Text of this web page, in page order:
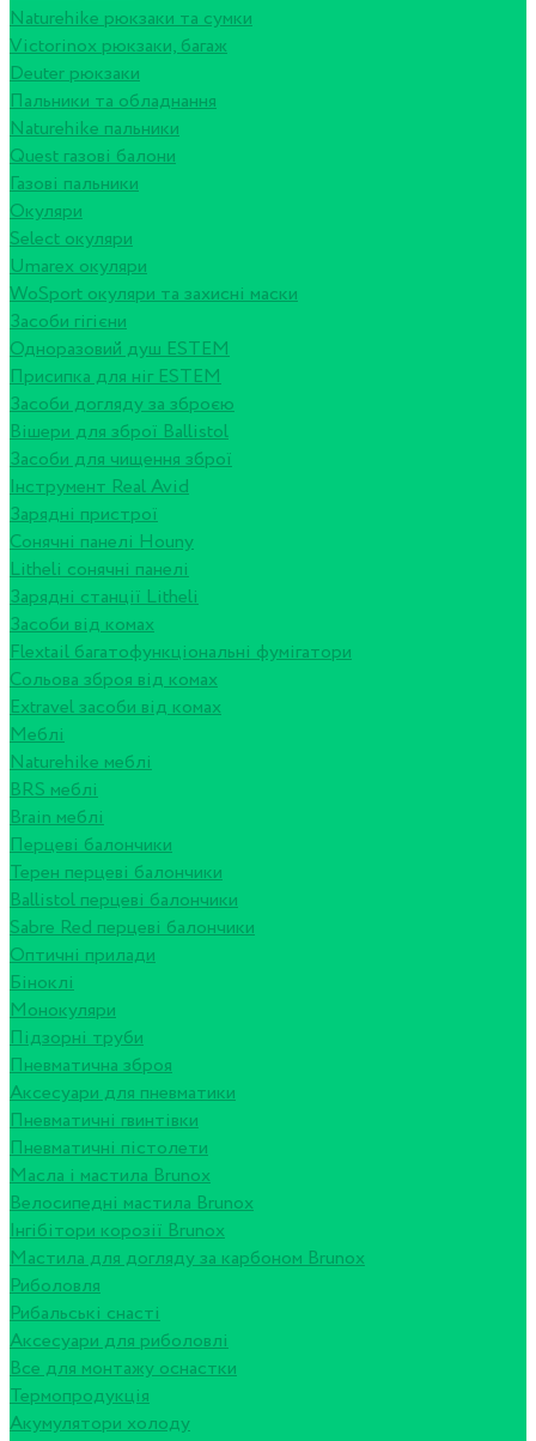
Naturehike рюкзаки та сумки
Victorinox рюкзаки, багаж
Deuter рюкзаки
Пальники та обладнання
Naturehike пальники
Quest газові балони
Газові пальники
Окуляри
Select окуляри
Umarex окуляри
WoSport окуляри та захисні маски
Засоби гігієни
Одноразовий душ ESTEM
Присипка для ніг ESTEM
Засоби догляду за зброєю
Вішери для зброї Ballistol
Засоби для чищення зброї
Інструмент Real Avid
Зарядні пристрої
Сонячні панелі Houny
Litheli сонячні панелі
Зарядні станції Litheli
Засоби від комах
Flextail багатофункціональні фумігатори
Сольова зброя від комах
Extravel засоби від комах
Меблі
Naturehike меблі
BRS меблі
Brain меблі
Перцеві балончики
Терен перцеві балончики
Ballistol перцеві балончики
Sabre Red перцеві балончики
Оптичні прилади
Біноклі
Монокуляри
Підзорні труби
Пневматична зброя
Аксесуари для пневматики
Пневматичні гвинтівки
Пневматичні пістолети
Масла і мастила Brunox
Велосипедні мастила Brunox
Інгібітори корозії Brunox
Мастила для догляду за карбоном Brunox
Риболовля
Рибальські снасті
Аксесуари для риболовлі
Все для монтажу оснастки
Термопродукція
Акумулятори холоду